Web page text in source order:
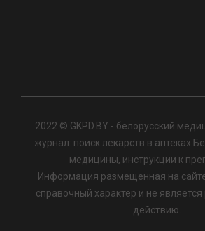
2022 © GKPD.BY - белорусский
журнал: поиск лекарств в аптеках
медицины, инструкции к
Информация размещенная на сайте
справочный характер и не
действию.